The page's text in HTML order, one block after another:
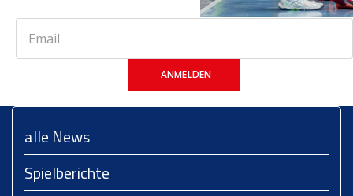
ANMELDEN
alle News
Spielberichte